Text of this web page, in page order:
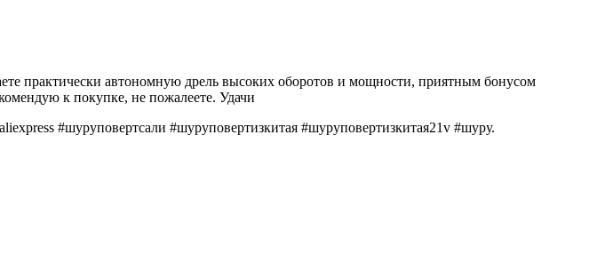
практически автономную дрель высоких оборотов и мощности, приятным бонусом
к покупке, не пожалеете. Удачи
#шуруповертсали #шуруповертизкитая #шуруповертизкитая21v #шуру.